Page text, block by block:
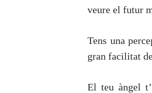
veure el futur
Tens una
gran facilitat
El teu àngel